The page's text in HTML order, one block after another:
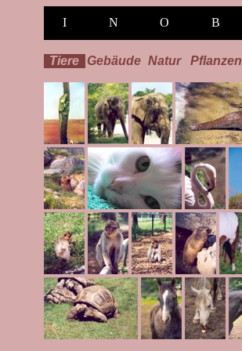
I N O B
Tiere Gebäude Natur Pflanzen